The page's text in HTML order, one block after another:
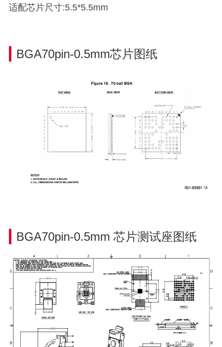
适配芯片尺寸:5.5*5.5mm
BGA70pin-0.5mm芯片图纸
BGA70pin-0.5mm 芯片测试座图纸